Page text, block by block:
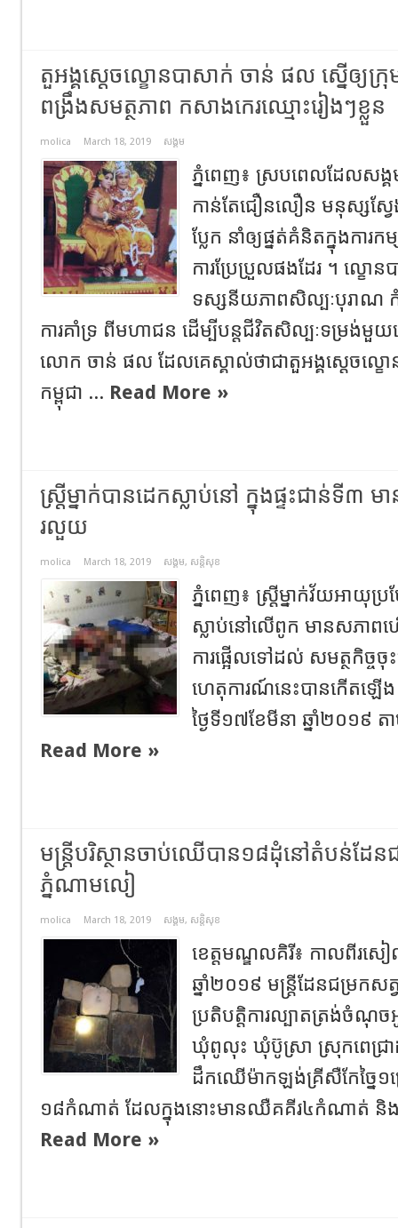
តួអង្គស្តេចល្ខោនបាសាក់ ចាន់ ផល ស្នើឲ្យក្រុ
ពង្រឹងសមត្ថភាព កសាងកេរឈ្មោះរៀងៗខ្លួន
molica March 18, 2019 សង្គម
ភ្នំពេញ៖ ស្របពេលដែលសង្គម
កាន់តែជឿនលឿន មនុស្សស្វែង
ប្លែក នាំឲ្យផ្នត់គំនិតក្នុងការ
ការប្រែប្រួលផងដែរ ។ ល្ខោ
ទស្សនីយភាពសិល្បៈបុរាណ កំ
ការគាំទ្រ ពីមហាជន ដើម្បីបន្តជីវិតសិល្បៈទម្រង់មួយ
លោក ចាន់ ផល ដែលគេស្គាល់ថាជាតួអង្គស្តេចល្
កម្ពុជា ... Read More »
ស្ត្រីម្នាក់បានដេកស្លាប់នៅ ក្នុងផ្ទះជាន់ទី៣
រលួយ
molica March 18, 2019 សង្គម, សន្តិសុខ
ភ្នំពេញ៖ ស្ត្រីម្នាក់វ័យអាយុប្
ស្លាប់នៅលើពូក មានសភាព
ការផ្អើលទៅដល់ សមត្ថកិច្ច
ហេតុការណ៍នេះបានកើតឡ
ថ្ងៃទី១៧ខែមីនា ឆ្នាំ២០១៩
Read More »
មន្ត្រីបរិស្ថាន​ចាប់ឈើ​បាន១៨ដុំនៅតំបន់ដែន
ភ្នំណាមលៀ
molica March 18, 2019 សង្គម, សន្តិសុខ
ខេត្តមណ្ឌលគិរី៖ កាលពីរសៀ
ឆ្នាំ២០១៩ មន្ត្រី​ដែនជម្រកស
ប្រតិបត្តិការ​ល្បាត​ត្រង់ចំណុច
ឃុំពូលុះ ឃុំប៊ូស្រា ស្រុកពេជ្រ
ដឹកឈើ​ម៉ាកឡង់គ្រីសឺកែច្នៃ​១
១៨កំណាត់ ដែលក្នុងនោះមានឈឺគគីរ៤កំណាត់ និ
Read More »